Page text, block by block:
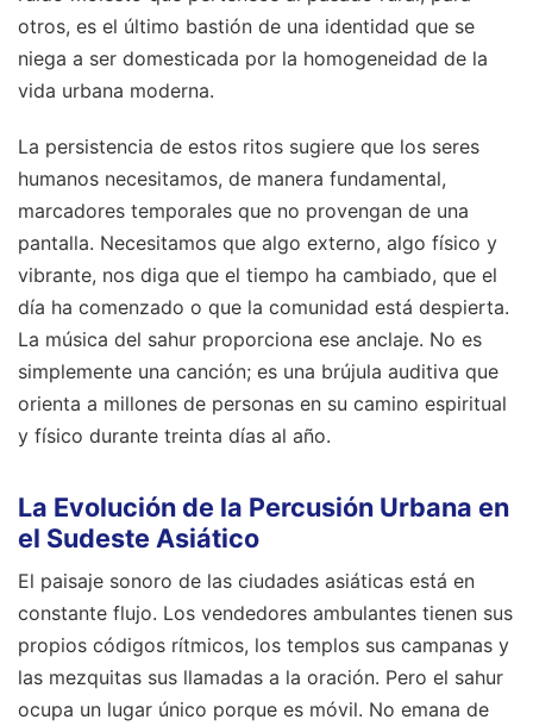
otros, es el último bastión de una identidad que se
niega a ser domesticada por la homogeneidad de la
vida urbana moderna.
La persistencia de estos ritos sugiere que los seres
humanos necesitamos, de manera fundamental,
marcadores temporales que no provengan de una
pantalla. Necesitamos que algo externo, algo físico y
vibrante, nos diga que el tiempo ha cambiado, que el
día ha comenzado o que la comunidad está despierta.
La música del sahur proporciona ese anclaje. No es
simplemente una canción; es una brújula auditiva que
orienta a millones de personas en su camino espiritual
y físico durante treinta días al año.
La Evolución de la Percusión Urbana en
el Sudeste Asiático
El paisaje sonoro de las ciudades asiáticas está en
constante flujo. Los vendedores ambulantes tienen sus
propios códigos rítmicos, los templos sus campanas y
las mezquitas sus llamadas a la oración. Pero el sahur
ocupa un lugar único porque es móvil. No emana de